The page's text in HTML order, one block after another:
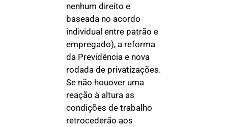
nenhum direito e
baseada no acordo
individual entre patrão e
empregado), a reforma
da Previdência e nova
rodada de privatizações.
Se não houover uma
reação à altura as
condições de trabalho
retrocederão aos